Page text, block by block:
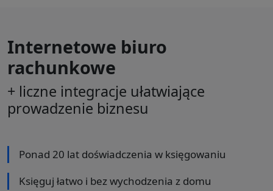
Internetowe biuro
rachunkowe
+ liczne integracje ułatwiające
prowadzenie biznesu
Ponad 20 lat doświadczenia w księgowaniu
Księguj łatwo i bez wychodzenia z domu